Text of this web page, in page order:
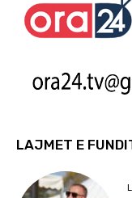
LAJMET E